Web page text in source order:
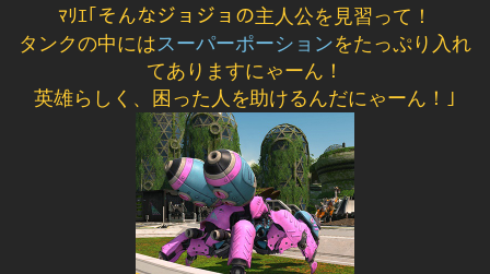
ﾏﾘｴ｢そんなジョジョの主人公を見習って！
タンクの中にはスーパーポーションをたっぷり入れ
てありますにゃーん！
英雄らしく、困った人を助けるんだにゃーん！｣